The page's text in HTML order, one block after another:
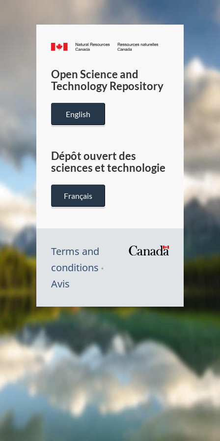
Canada.ca
/
Canada
Open Science and
Technology Repository
English
Dépôt ouvert des
sciences et technologie
Français
Terms and
conditions
Avis
Symbole
du